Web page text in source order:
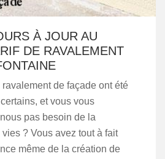
À JOUR AU
DE RAVALEMENT
de façade ont été
et vous vous
pas besoin de la
? Vous avez tout à fait
même de la création de